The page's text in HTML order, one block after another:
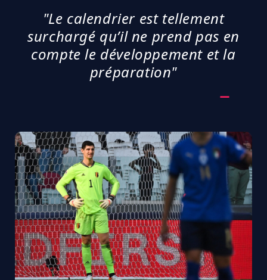
"Le calendrier est tellement
surchargé qu’il ne prend pas en
compte le développement et la
préparation"